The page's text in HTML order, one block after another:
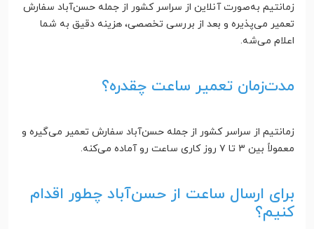
زمانتیم به‌صورت آنلاین از سراسر کشور از جمله حسن‌آباد سفارش
تعمیر می‌پذیره و بعد از بررسی تخصصی، هزینه دقیق به شما
اعلام می‌شه.
مدت‌زمان تعمیر ساعت چقدره؟
زمانتیم از سراسر کشور از جمله حسن‌آباد سفارش تعمیر می‌گیره و
معمولاً بین ۳ تا ۷ روز کاری ساعت رو آماده می‌کنه.
برای ارسال ساعت از حسن‌آباد چطور اقدام
کنیم؟